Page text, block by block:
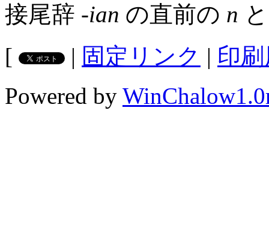
接尾辞 -ian の直前の n
[
| 固定リンク | 印
Powered by